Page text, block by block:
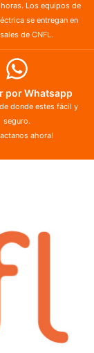
Los equipos de
se entregan en
de CNFL.
por Whatsapp
donde estes fácil y
seguro.
ahora!